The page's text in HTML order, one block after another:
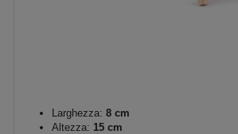
Larghezza: 8 cm
Altezza: 15 cm